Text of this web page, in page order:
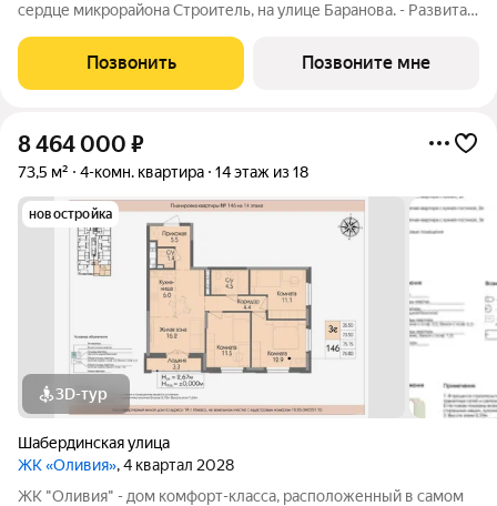
сердце микрорайона Строитель, на улице Баранова. - Развитая
Матрица, остановки общественного транспорта, поликлиники
для взрослых и
Позвонить Позвоните мне
8 464 000 ₽
73,5 м² 4-комн. квартира 14 этаж из 18
новостройка
3D-тур
Шабердинская улица
ЖК «Оливия», 4 квартал 2028
ЖК "Оливия" - дом комфорт-класса, расположенный в самом